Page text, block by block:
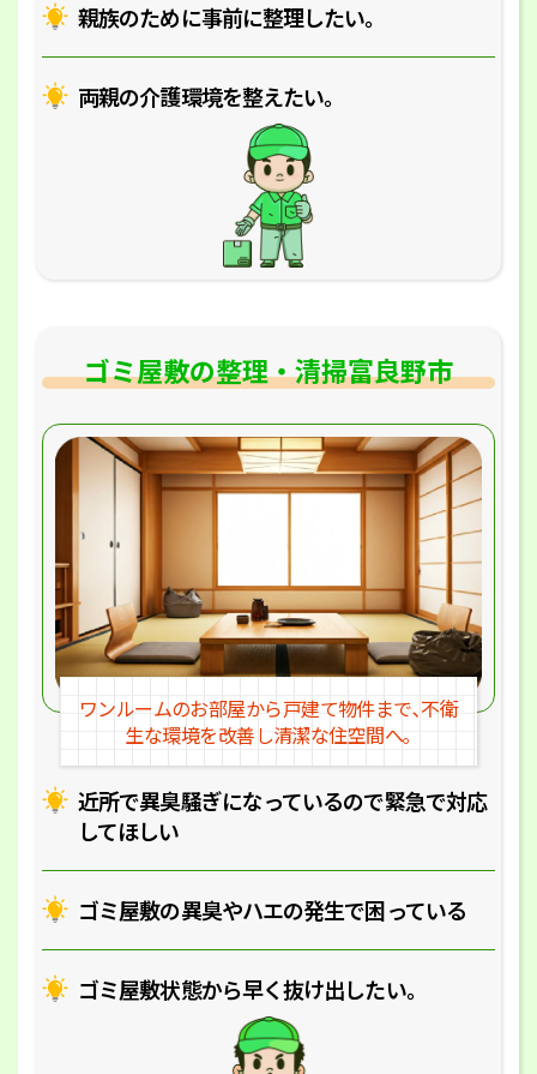
親族のために事前に整理したい｡
両親の介護環境を整えたい｡
ゴミ屋敷の整理・清掃富良野市
近所で異臭騒ぎになっているので緊急で対応
してほしい
ゴミ屋敷の異臭やハエの発生で困っている
ゴミ屋敷状態から早く抜け出したい｡
ワンルームのお部屋から戸建て物件まで､不衛
生な環境を改善し清潔な住空間へ｡